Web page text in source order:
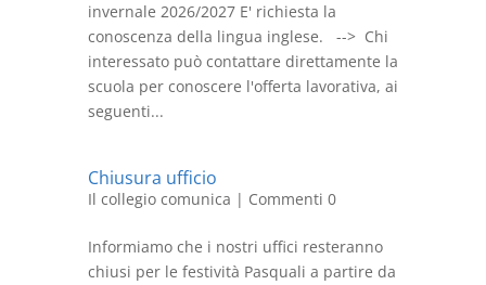
invernale 2026/2027 E' richiesta la
conoscenza della lingua inglese. --> Chi
interessato può contattare direttamente la
scuola per conoscere l'offerta lavorativa, ai
seguenti...
Chiusura ufficio
Il collegio comunica | Commenti 0
Informiamo che i nostri uffici resteranno
chiusi per le festività Pasquali a partire da